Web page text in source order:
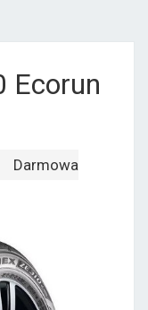
Ecorun
Darmowa